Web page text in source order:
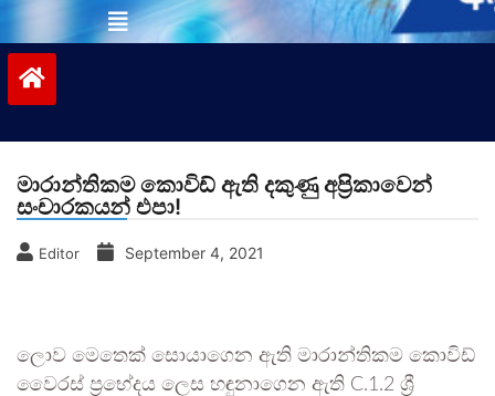
මාරාන්තිකම කොවිඩ් ඇති දකුණු අප්‍රිකාවෙන්
සංචාරකයන් එපා!
Editor September 4, 2021
ලොව මෙතෙක් සොයාගෙන ඇති මාරාන්තිකම කොවිඩ්
වෛරස් ප්‍රභේදය ලෙස හඳුනාගෙන ඇති C.1.2 ශ්‍රී